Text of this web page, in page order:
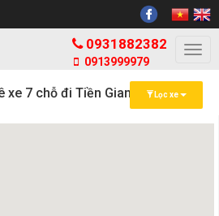
0931882382
0913999979
7 chỗ đi Tiền Giang Lọc xe